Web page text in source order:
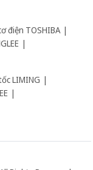
điện TOSHIBA
LIMING